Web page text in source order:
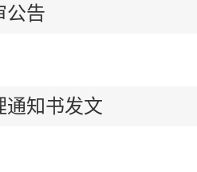
公告
知书发文